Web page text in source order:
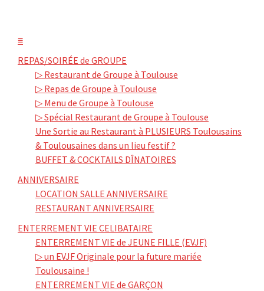
≡
REPAS/SOIRÉE de GROUPE
▷ Restaurant de Groupe à Toulouse
▷ Repas de Groupe à Toulouse
▷ Menu de Groupe à Toulouse
▷ Spécial Restaurant de Groupe à Toulouse
Une Sortie au Restaurant à PLUSIEURS Toulousains
& Toulousaines dans un lieu festif ?
BUFFET & COCKTAILS DÎNATOIRES
ANNIVERSAIRE
LOCATION SALLE ANNIVERSAIRE
RESTAURANT ANNIVERSAIRE
ENTERREMENT VIE CELIBATAIRE
ENTERREMENT VIE de JEUNE FILLE (EVJF)
▷ un EVJF Originale pour la future mariée
Toulousaine !
ENTERREMENT VIE de GARÇON